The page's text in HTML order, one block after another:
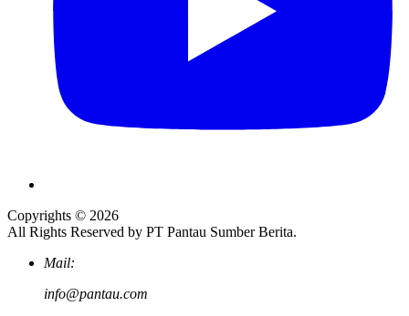
Copyrights © 2026
All Rights Reserved by PT Pantau Sumber Berita.
Mail:
info@pantau.com